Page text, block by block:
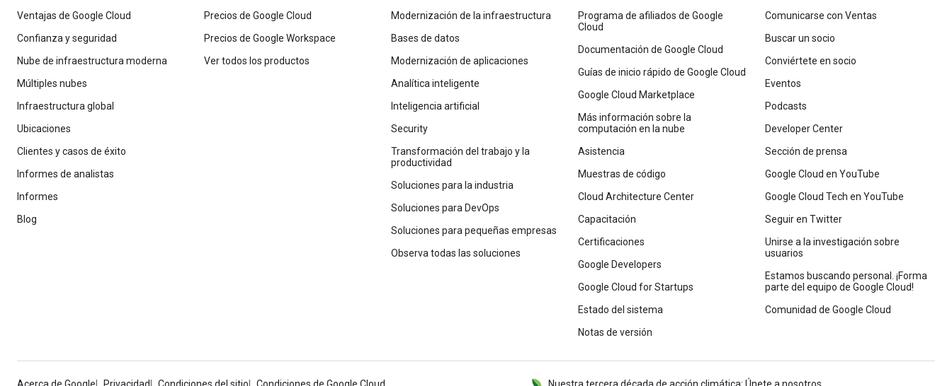
Ventajas de Google Cloud
Confianza y seguridad
Nube de infraestructura moderna
Múltiples nubes
Infraestructura global
Ubicaciones
Clientes y casos de éxito
Informes de analistas
Informes
Blog
Precios de Google Cloud
Precios de Google Workspace
Ver todos los productos
Modernización de la infraestructura
Bases de datos
Modernización de aplicaciones
Analítica inteligente
Inteligencia artificial
Security
Transformación del trabajo y la
productividad
Soluciones para la industria
Soluciones para DevOps
Soluciones para pequeñas empresas
Observa todas las soluciones
Programa de afiliados de Google
Cloud
Documentación de Google Cloud
Guías de inicio rápido de Google Cloud
Google Cloud Marketplace
Más información sobre la
computación en la nube
Asistencia
Muestras de código
Cloud Architecture Center
Capacitación
Certificaciones
Google Developers
Google Cloud for Startups
Estado del sistema
Notas de versión
Comunicarse con Ventas
Buscar un socio
Conviértete en socio
Eventos
Podcasts
Developer Center
Sección de prensa
Google Cloud en YouTube
Google Cloud Tech en YouTube
Seguir en Twitter
Unirse a la investigación sobre
usuarios
Estamos buscando personal. ¡Forma
parte del equipo de Google Cloud!
Comunidad de Google Cloud
Acerca de Google Privacidad Condiciones del sitio Condiciones de Google Cloud Nuestra tercera década de acción climática: Únete a nosotros